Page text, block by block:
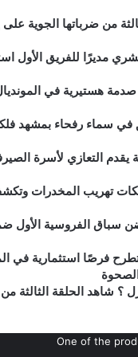
من ضرباتها الجوية
مديرًا للفريق الأول استعدادًا
في سماء رفحاء بمشهد
يقدم التعازي لأسرة
تهريب المخدرات وتكشف
سباق الفروسية الأول ضمن
تطرح فرصًا استثمارية في
One of the